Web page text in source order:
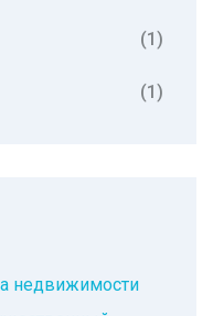
(1)
(1)
недвижимости